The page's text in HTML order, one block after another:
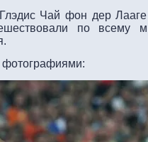
Чай фон дер Лааге
по всему
фотографиями: